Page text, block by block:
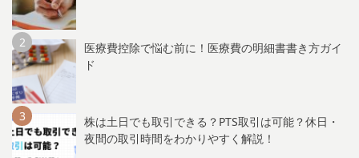
医療費控除で悩む前に！医療費の明細書書き方ガイ
ド
株は土日でも取引できる？PTS取引は可能？休日・
夜間の取引時間をわかりやすく解説！